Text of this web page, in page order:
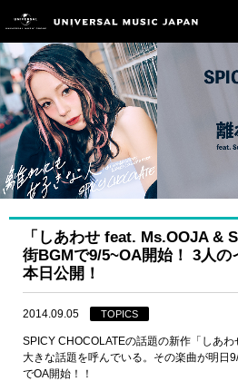
「しあわせ feat. Ms.OOJA &
街BGMで9/5~OA開始！ 3人の
本日公開！
2014.09.05 TOPICS
SPICY CHOCOLATEの話題の新作「しあわ
大きな話題を呼んでいる。その楽曲が明日
でOA開始！！